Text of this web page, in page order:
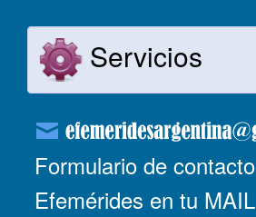
Servicios
Formulario de contacto
Efemérides en tu MAIL